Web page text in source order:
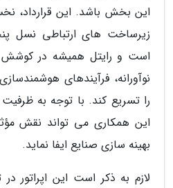
این بخش باشد. این قرارداد،
زیرساخت های ارتباطی نسل
است و رایتل همیشه در کوشش
نوآورانه، فرآیندهای
این همکاری می تواند نقش
بهینه سازی صنایع ایفا نماید.
لازم به ذکر است این اپراتور